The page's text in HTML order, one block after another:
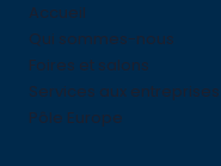
Accueil
Qui sommes-nous
Foires et salons
Services aux entreprises
Pôle Europe